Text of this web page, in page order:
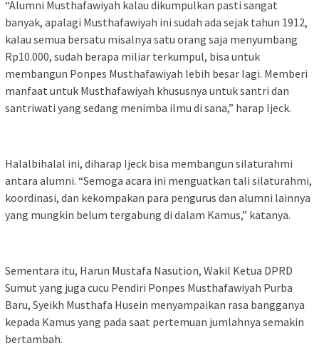
“Alumni Musthafawiyah kalau dikumpulkan pasti sangat
banyak, apalagi Musthafawiyah ini sudah ada sejak tahun 1912,
kalau semua bersatu misalnya satu orang saja menyumbang
Rp10.000, sudah berapa miliar terkumpul, bisa untuk
membangun Ponpes Musthafawiyah lebih besar lagi. Memberi
manfaat untuk Musthafawiyah khususnya untuk santri dan
santriwati yang sedang menimba ilmu di sana,” harap Ijeck.
Halalbihalal ini, diharap Ijeck bisa membangun silaturahmi
antara alumni. “Semoga acara ini menguatkan tali silaturahmi,
koordinasi, dan kekompakan para pengurus dan alumni lainnya
yang mungkin belum tergabung di dalam Kamus,” katanya.
Sementara itu, Harun Mustafa Nasution, Wakil Ketua DPRD
Sumut yang juga cucu Pendiri Ponpes Musthafawiyah Purba
Baru, Syeikh Musthafa Husein menyampaikan rasa bangganya
kepada Kamus yang pada saat pertemuan jumlahnya semakin
bertambah.